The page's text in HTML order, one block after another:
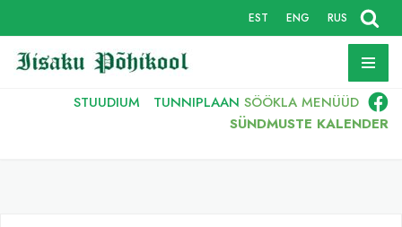
Skip
to
EST ENG RUS
STUUDIUM TUNNIPLAAN SÖÖKLA MENÜÜD
SÜNDMUSTE KALENDER